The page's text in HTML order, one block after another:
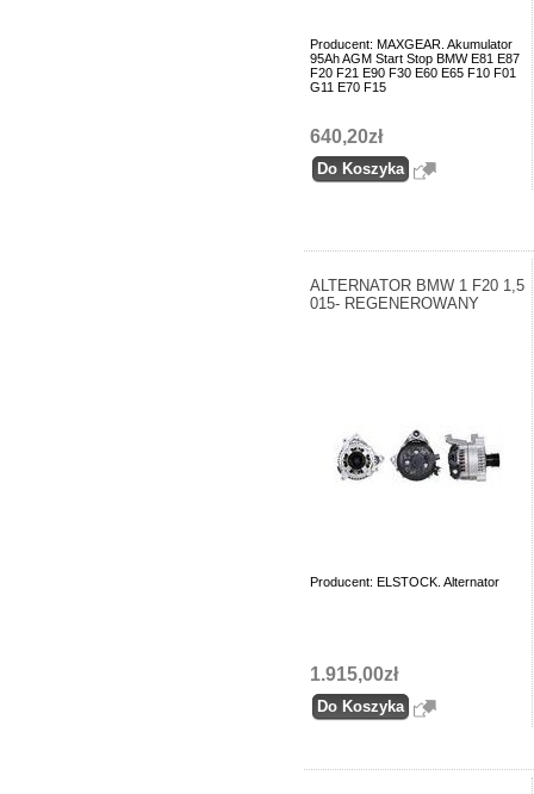
Producent: MAXGEAR. Akumulator
95Ah AGM Start Stop BMW E81 E87
F20 F21 E90 F30 E60 E65 F10 F01
G11 E70 F15
640,20zł
ALTERNATOR BMW 1 F20 1,5
015- REGENEROWANY
Producent: ELSTOCK. Alternator
1.915,00zł